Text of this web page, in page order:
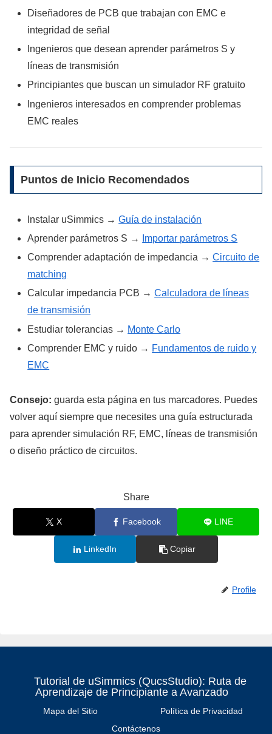
Diseñadores de PCB que trabajan con EMC e
integridad de señal
Ingenieros que desean aprender parámetros S y
líneas de transmisión
Principiantes que buscan un simulador RF gratuito
Ingenieros interesados en comprender problemas
EMC reales
Puntos de Inicio Recomendados
Instalar uSimmics →Guía de instalación
Aprender parámetros S →
Importar parámetros S
Comprender adaptación de impedancia →Circuito de
matching
Calcular impedancia PCB →Calculadora de líneas
de transmisión
Estudiar tolerancias → Monte Carlo
Comprender EMC y ruido → Fundamentos de ruido y
EMC
Consejo: guarda esta página en tus marcadores. Puedes
volver aquí siempre que necesites una guía estructurada
para aprender simulación RF, EMC, líneas de transmisión
o diseño práctico de circuitos.
Share
X Facebook LINE
LinkedIn Copiar
Profile
Tutorial de uSimmics (QucsStudio): Ruta de
Aprendizaje de Principiante a Avanzado
Mapa del Sitio
Política de Privacidad
Contáctenos